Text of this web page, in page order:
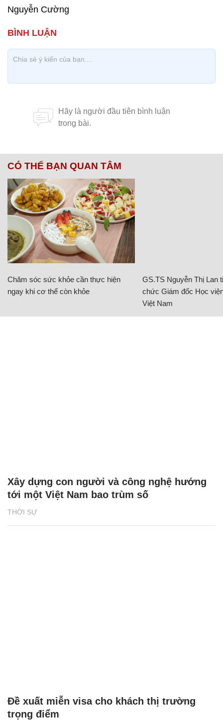
Nguyễn Cường
CÓ THỂ BẠN QUAN TÂM
Chăm sóc sức khỏe cần thực hiện
ngay khi cơ thể còn khỏe
GS.TS Nguyễn Thị Lan
chức Giám đốc Học
Việt Nam
THỜI SỰ
Xây dựng con người và công nghệ hướng
tới một Việt Nam bao trùm số
Đề xuất miễn visa cho khách thị trường
trọng điểm